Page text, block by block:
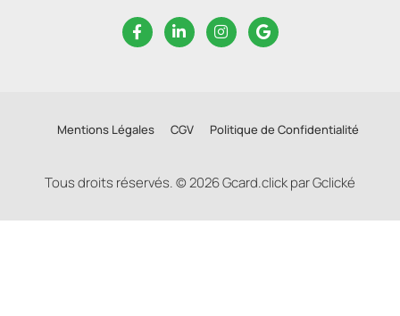
Mentions Légales CGV Politique de Confidentialité
Tous droits réservés. © 2026 Gcard.click par Gclické